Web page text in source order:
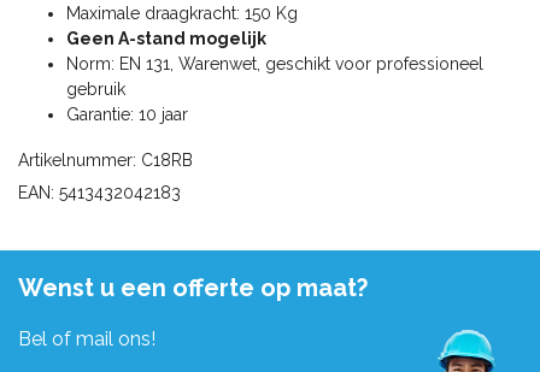
Maximale draagkracht: 150 Kg
Geen A-stand mogelijk
Norm: EN 131, Warenwet, geschikt voor professioneel
gebruik
Garantie: 10 jaar
Artikelnummer: C18RB
EAN: 5413432042183
Wenst u een offerte op maat?
Bel of mail ons!